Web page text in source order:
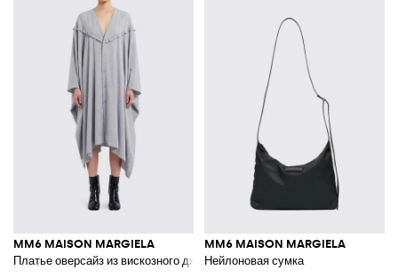
MM6 MAISON MARGIELA
Платье оверсайз из вискозного джерси
MM6 MAISON MARGIELA
Нейлоновая сумка